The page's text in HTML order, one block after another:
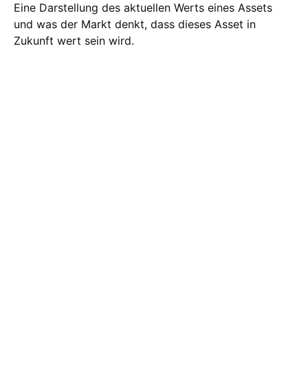
Eine Darstellung des aktuellen Werts eines Assets
und was der Markt denkt, dass dieses Asset in
Zukunft wert sein wird.